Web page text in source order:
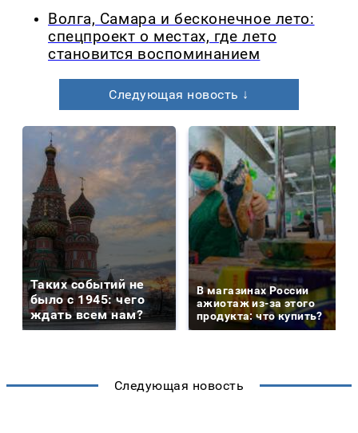
Волга, Самара и бесконечное лето:
спецпроект о местах, где лето
становится воспоминанием
Следующая новость ↓
Таких событий не
было с 1945: чего
ждать всем нам?
В магазинах России
ажиотаж из-за этого
продукта: что купить?
Следующая новость